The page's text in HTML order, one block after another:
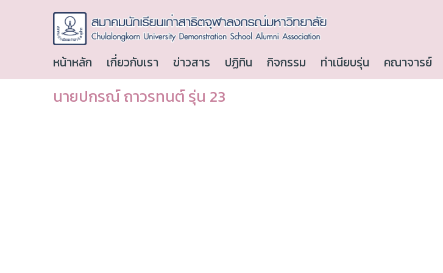
หน้าหลัก เกี่ยวกับเรา ข่าวสาร ปฏิทิน กิจกรรม ทำเนียบรุ่น คณาจารย์
นายปกรณ์ ถาวรทนต์ รุ่น 23